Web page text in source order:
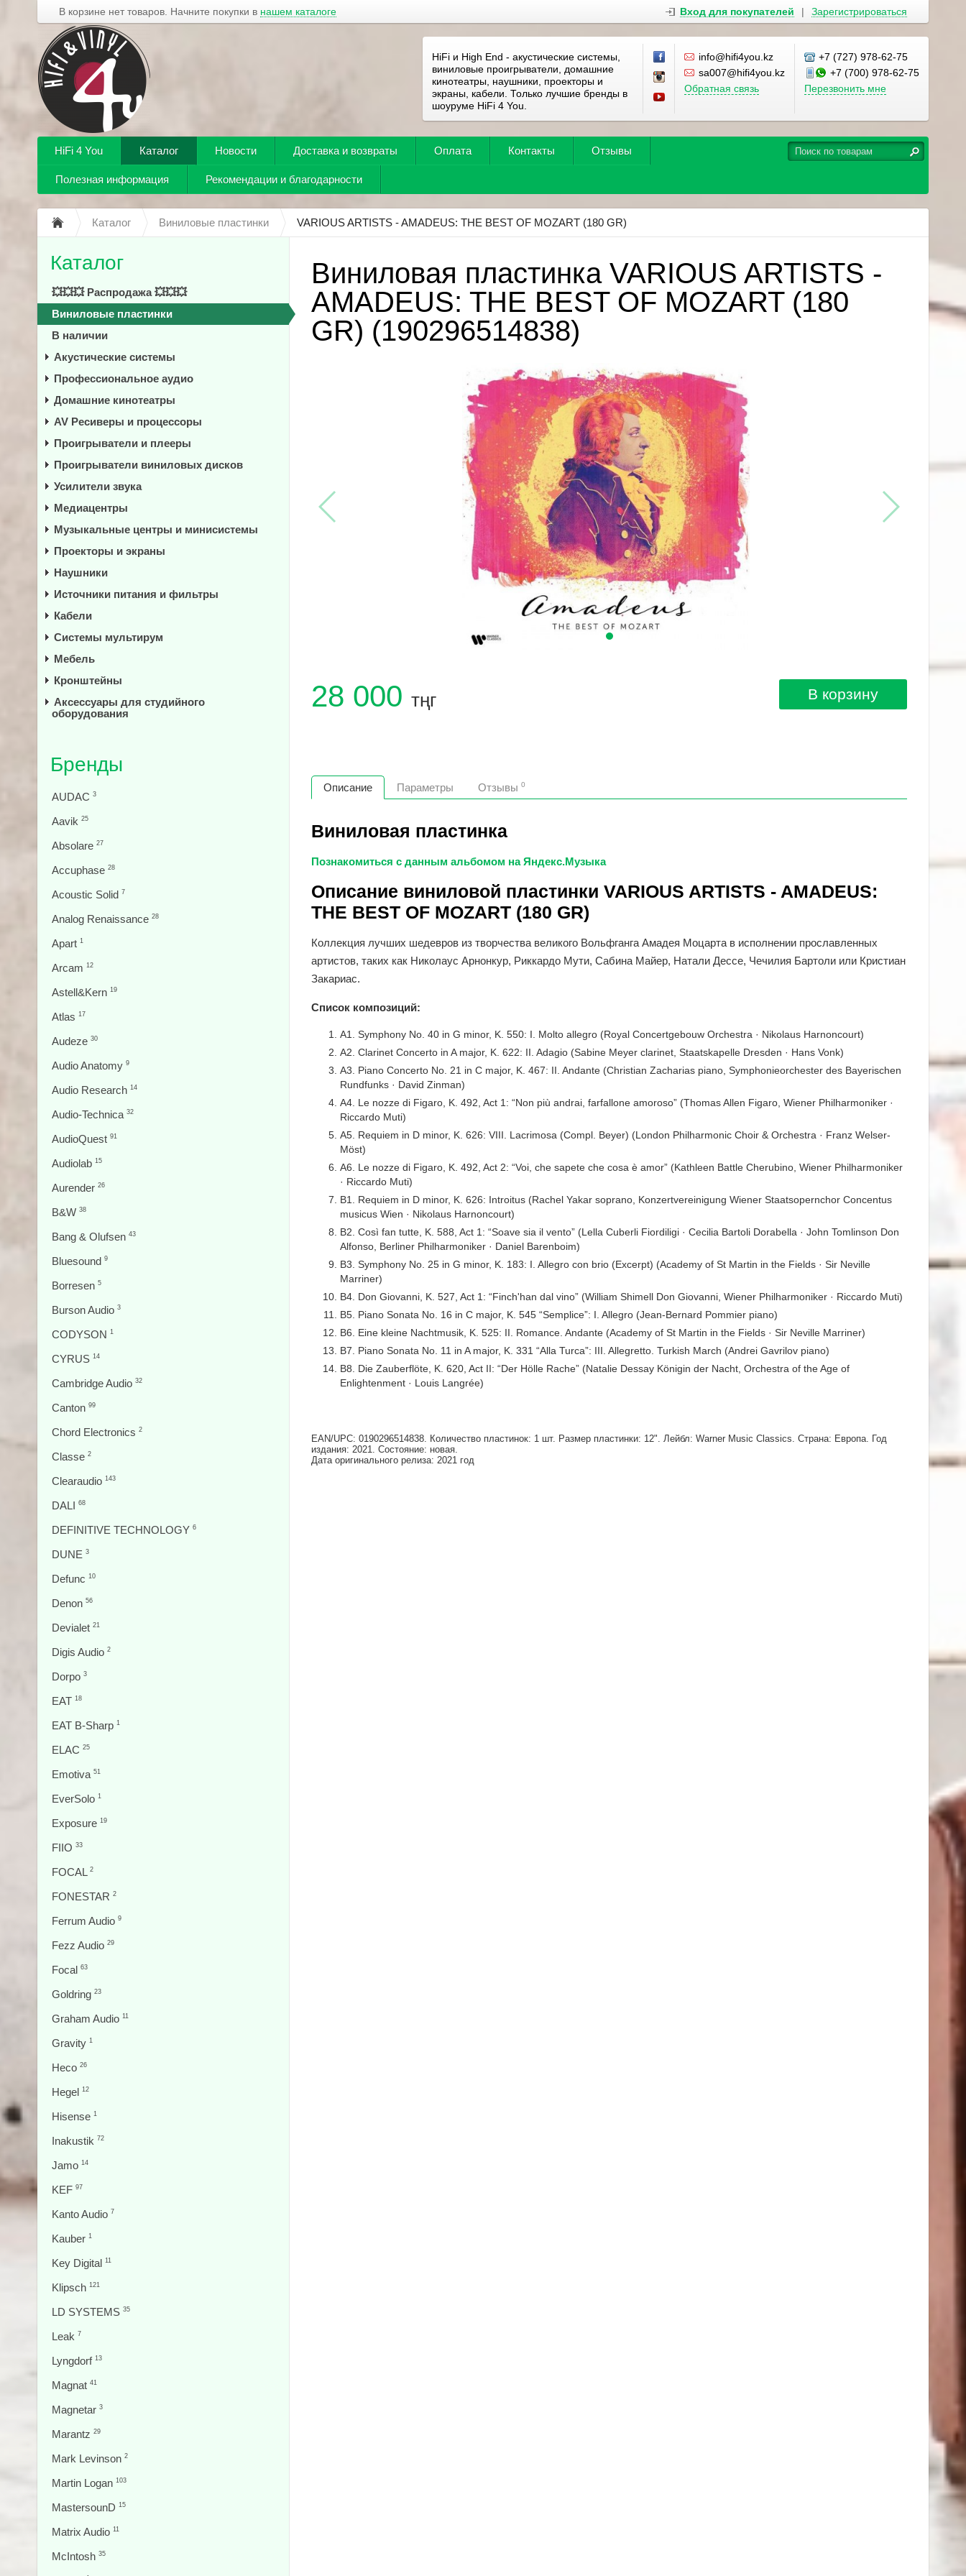
В корзине нет товаров. Начните покупки в нашем каталоге Вход для покупателей | Зарегистрироваться
HiFi и High End - акустические системы,
виниловые проигрыватели, домашние
кинотеатры, наушники, проекторы и
экраны, кабели. Только лучшие бренды в
шоуруме HiFi 4 You.
info@hifi4you.kz
sa007@hifi4you.kz
Обратная связь
+7 (727) 978-62-75
+7 (700) 978-62-75
Перезвонить мне
HiFi 4 You Каталог Новости Доставка и возвраты Оплата Контакты Отзывы
Полезная информация Рекомендации и благодарности
Каталог Виниловые пластинки VARIOUS ARTISTS - AMADEUS: THE BEST OF MOZART (180 GR)
Виниловая пластинка VARIOUS ARTISTS -
AMADEUS: THE BEST OF MOZART (180
GR) (190296514838)
28 000 тңг В корзину
Описание Параметры Отзывы 0
Виниловая пластинка
Познакомиться с данным альбомом на Яндекс.Музыка
Описание виниловой пластинки VARIOUS ARTISTS - AMADEUS:
THE BEST OF MOZART (180 GR)
Коллекция лучших шедевров из творчества великого Вольфганга Амадея Моцарта в исполнении прославленных
артистов, таких как Николаус Арнонкур, Риккардо Мути, Сабина Майер, Натали Дессе, Чечилия Бартоли или Кристиан
Закариас.
Список композиций:
A1. Symphony No. 40 in G minor, K. 550: I. Molto allegro (Royal Concertgebouw Orchestra · Nikolaus Harnoncourt)
A2. Clarinet Concerto in A major, K. 622: II. Adagio (Sabine Meyer clarinet, Staatskapelle Dresden · Hans Vonk)
A3. Piano Concerto No. 21 in C major, K. 467: II. Andante (Christian Zacharias piano, Symphonieorchester des Bayerischen
Rundfunks · David Zinman)
A4. Le nozze di Figaro, K. 492, Act 1: “Non più andrai, farfallone amoroso” (Thomas Allen Figaro, Wiener Philharmoniker ·
Riccardo Muti)
A5. Requiem in D minor, K. 626: VIII. Lacrimosa (Compl. Beyer) (London Philharmonic Choir & Orchestra · Franz Welser-
Möst)
A6. Le nozze di Figaro, K. 492, Act 2: “Voi, che sapete che cosa è amor” (Kathleen Battle Cherubino, Wiener Philharmoniker
· Riccardo Muti)
B1. Requiem in D minor, K. 626: Introitus (Rachel Yakar soprano, Konzertvereinigung Wiener Staatsopernchor Concentus
musicus Wien · Nikolaus Harnoncourt)
B2. Così fan tutte, K. 588, Act 1: “Soave sia il vento” (Lella Cuberli Fiordiligi · Cecilia Bartoli Dorabella · John Tomlinson Don
Alfonso, Berliner Philharmoniker · Daniel Barenboim)
B3. Symphony No. 25 in G minor, K. 183: I. Allegro con brio (Excerpt) (Academy of St Martin in the Fields · Sir Neville
Marriner)
B4. Don Giovanni, K. 527, Act 1: “Finch'han dal vino” (William Shimell Don Giovanni, Wiener Philharmoniker · Riccardo Muti)
B5. Piano Sonata No. 16 in C major, K. 545 “Semplice”: I. Allegro (Jean-Bernard Pommier piano)
B6. Eine kleine Nachtmusik, K. 525: II. Romance. Andante (Academy of St Martin in the Fields · Sir Neville Marriner)
B7. Piano Sonata No. 11 in A major, K. 331 “Alla Turca”: III. Allegretto. Turkish March (Andrei Gavrilov piano)
B8. Die Zauberflöte, K. 620, Act II: “Der Hölle Rache” (Natalie Dessay Königin der Nacht, Orchestra of the Age of
Enlightenment · Louis Langrée)
EAN/UPC: 0190296514838. Количество пластинок: 1 шт. Размер пластинки: 12". Лейбл: Warner Music Classics. Страна: Европа. Год
издания: 2021. Состояние: новая.
Дата оригинального релиза: 2021 год
Каталог
💥💥💥 Распродажа 💥💥💥
Виниловые пластинки
В наличии
Акустические системы
Профессиональное аудио
Домашние кинотеатры
AV Ресиверы и процессоры
Проигрыватели и плееры
Проигрыватели виниловых дисков
Усилители звука
Медиацентры
Музыкальные центры и минисистемы
Проекторы и экраны
Наушники
Источники питания и фильтры
Кабели
Системы мультирум
Мебель
Кронштейны
Аксессуары для студийного
оборудования
Бренды
AUDAC 3
Aavik 25
Absolare 27
Accuphase 28
Acoustic Solid 7
Analog Renaissance 28
Apart 1
Arcam 12
Astell&Kern 19
Atlas 17
Audeze 30
Audio Anatomy 9
Audio Research 14
Audio-Technica 32
AudioQuest 91
Audiolab 15
Aurender 26
B&W 38
Bang & Olufsen 43
Bluesound 9
Borresen 5
Burson Audio 3
CODYSON 1
CYRUS 14
Cambridge Audio 32
Canton 99
Chord Electronics 2
Classe 2
Clearaudio 143
DALI 68
DEFINITIVE TECHNOLOGY 6
DUNE 3
Defunc 10
Denon 56
Devialet 21
Digis Audio 2
Dorpo 3
EAT 18
EAT B-Sharp 1
ELAC 25
Emotiva 51
EverSolo 1
Exposure 19
FIIO 33
FOCAL 2
FONESTAR 2
Ferrum Audio 9
Fezz Audio 29
Focal 63
Goldring 23
Graham Audio 11
Gravity 1
Heco 26
Hegel 12
Hisense 1
Inakustik 72
Jamo 14
KEF 97
Kanto Audio 7
Kauber 1
Key Digital 11
Klipsch 121
LD SYSTEMS 35
Leak 7
Lyngdorf 13
Magnat 41
Magnetar 3
Marantz 29
Mark Levinson 2
Martin Logan 103
MastersounD 15
Matrix Audio 11
McIntosh 35